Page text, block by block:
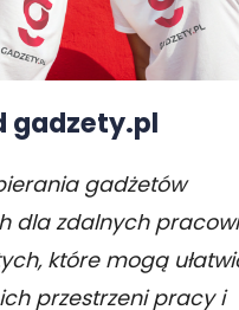
gadzety.pl
gadżetów
dla zdalnych
które mogą
przestrzeni pracy i